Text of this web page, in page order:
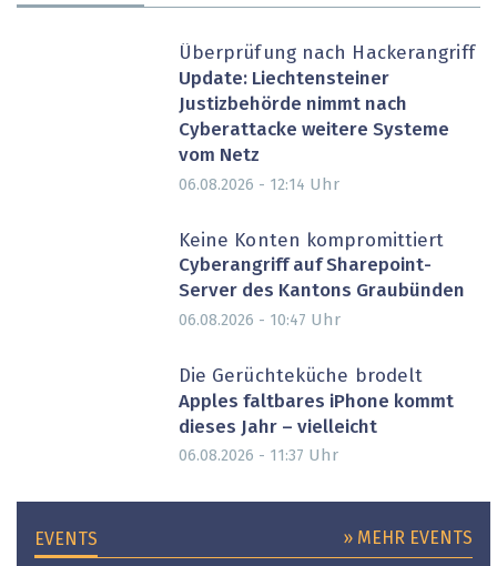
Überprüfung nach Hackerangriff
Update: Liechtensteiner
Justizbehörde nimmt nach
Cyberattacke weitere Systeme
vom Netz
06.08.2026 - 12:14 Uhr
Keine Konten kompromittiert
Cyberangriff auf Sharepoint-
Server des Kantons Graubünden
06.08.2026 - 10:47 Uhr
Die Gerüchteküche brodelt
Apples faltbares iPhone kommt
dieses Jahr – vielleicht
06.08.2026 - 11:37 Uhr
EVENTS » MEHR EVENTS